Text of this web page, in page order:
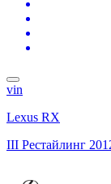
vin
Lexus RX
III Рестайлинг